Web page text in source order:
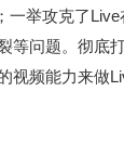
举攻克了
等问题。彻底
视频能力来做